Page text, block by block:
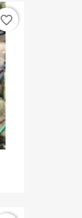
favorite_border